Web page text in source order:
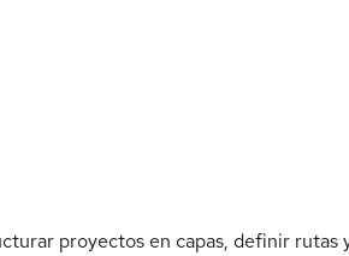
proyectos en capas, definir rutas